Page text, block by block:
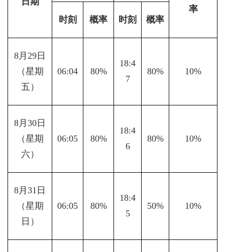
率
时刻
概率 时刻 概率
8月29日
（星期
五）
06:04 80%
18:4
7
80% 10%
8月30日
（星期
六）
06:05 80%
18:4
6
80% 10%
8月31日
（星期
日）
06:05 80%
18:4
5
50% 10%